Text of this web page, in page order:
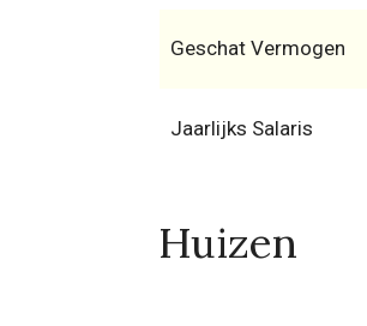
Geschat Vermogen
Jaarlijks Salaris
Huizen